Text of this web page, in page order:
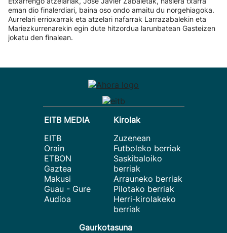
eman dio finalerdiari, baina oso ondo amaitu du norgehiagoka.
Aurrelari errioxarrak eta atzelari nafarrak Larrazabalekin eta
Mariezkurrenarekin egin dute hitzordua larunbatean Gasteizen
jokatu den finalean.
EITB MEDIA
EITB
Orain
ETBON
Gaztea
Makusi
Guau - Gure
Audioa
Kirolak
Zuzenean
Futboleko berriak
Saskibaloiko
berriak
Arrauneko berriak
Pilotako berriak
Herri-kirolakeko
berriak
Gaurkotasuna